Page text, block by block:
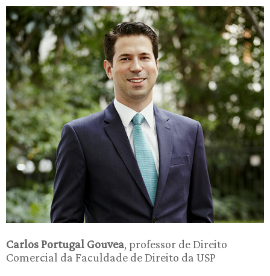
Carlos Portugal Gouvea, professor de Direito
Comercial da Faculdade de Direito da USP